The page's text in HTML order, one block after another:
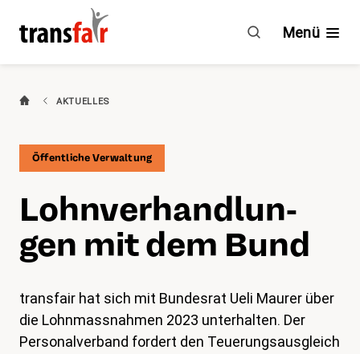
Lohnverhandlungen
Bund
Aktuelles
Agenda
Branchen
Engagement
Über transfair
Mitgliedervorteile
Menü
AKTUELLES
Öffentliche Verwaltung
Lohn­ver­hand­lun­
gen mit dem Bund
transfair hat sich mit Bundesrat Ueli Maurer über
die Lohnmassnahmen 2023 unterhalten. Der
Personalverband fordert den Teuerungsausgleich